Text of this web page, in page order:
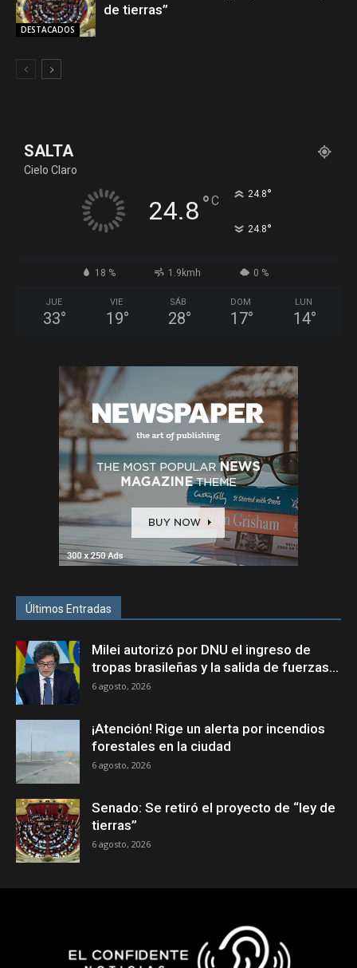
DESTACADOS
de tierras”
SALTA
Cielo Claro
24.8°C 24.8°
24.8°
18 % 1.9kmh 0 %
JUE
33°
VIE
19°
SÁB
28°
DOM
17°
LUN
14°
Últimos Entradas
Milei autorizó por DNU el ingreso de
tropas brasileñas y la salida de fuerzas...
6 agosto, 2026
¡Atención! Rige un alerta por incendios
forestales en la ciudad
6 agosto, 2026
Senado: Se retiró el proyecto de “ley de
tierras”
6 agosto, 2026